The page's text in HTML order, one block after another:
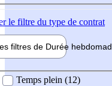
le filtre du type de contrat
filtres de Durée hebdo
Temps plein (12)